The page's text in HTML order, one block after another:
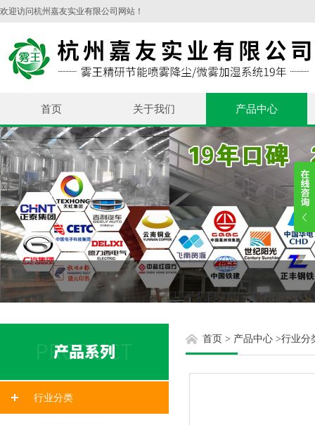
欢迎访问杭州嘉友实业有限公司网站！
首页 关于我们 产品中心
行业分类
首页 > 产品中心 >行业分